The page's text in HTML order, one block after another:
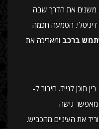
משנים את הדרך שבה
דיגיטלי. הטמעה חכמה
ברכב ומאריכה את
תוכן לנייד. חיבור ל-
Apple CarPlay ו-Android Auto מאפשר גישה
את העיניים מהכביש.